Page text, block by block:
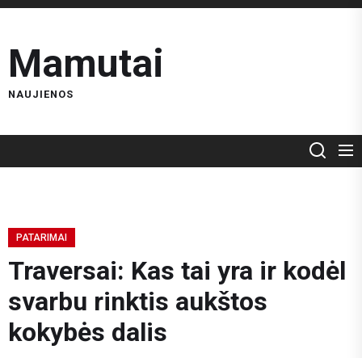
Skip
the
content
Mamutai
NAUJIENOS
PATARIMAI
Traversai: Kas tai yra ir kodėl
svarbu rinktis aukštos
kokybės dalis